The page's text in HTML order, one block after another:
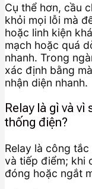
Cụ thể hơn, cầu
khỏi mọi lỗi mà
hoặc linh kiện
mạch hoặc quá
nhanh. Trong
xác định bằng
nhận diện nhanh.
Relay là gì và
thống điện?
Relay là công
và tiếp điểm; khi
đóng hoặc ngắt